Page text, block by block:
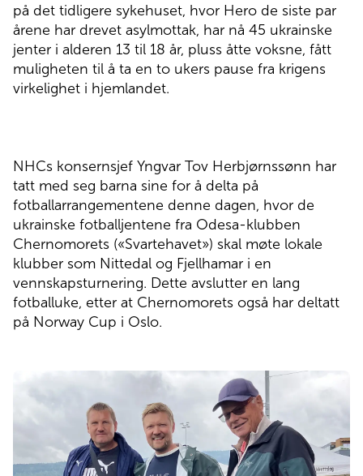
på det tidligere sykehuset, hvor Hero de siste par
årene har drevet asylmottak, har nå 45 ukrainske
jenter i alderen 13 til 18 år, pluss åtte voksne, fått
muligheten til å ta en to ukers pause fra krigens
virkelighet i hjemlandet.
NHCs konsernsjef Yngvar Tov Herbjørnssønn har
tatt med seg barna sine for å delta på
fotballarrangementene denne dagen, hvor de
ukrainske fotballjentene fra Odesa-klubben
Chernomorets («Svartehavet») skal møte lokale
klubber som Nittedal og Fjellhamar i en
vennskapsturnering. Dette avslutter en lang
fotballuke, etter at Chernomorets også har deltatt
på Norway Cup i Oslo.